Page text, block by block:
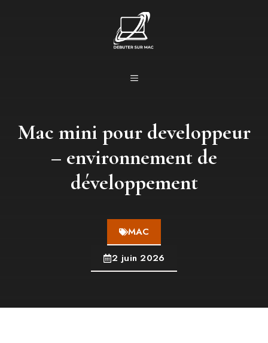
MENU
Mac mini pour developpeur
– environnement de
développement
MAC
2 juin 2026